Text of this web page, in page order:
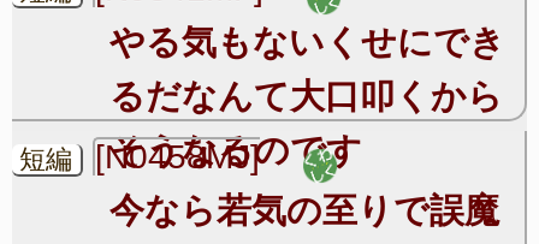
やる気もないくせにでき
るだなんて大口叩くから
そうなるのです
短編 [N0458MJ]
今なら若気の至りで誤魔